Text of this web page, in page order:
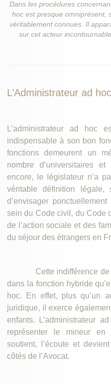
Dans les procédures
hoc est presque omniprésent,
véritablement connues. Il
sur cet acteur
L’Administrateur ad
L’administrateur ad hoc
indispensable à son bon
fonctions demeurent un
nombre d’universitaires
encore, le législateur n’a
véritable définition légale,
d’envisager
sein du Code civil, du Code
de l’action sociale et des
du séjour des étrangers en
Cette indifférence de
dans la fonction hybride
hoc. En effet, plus qu’un
juridique, il exerce
enfants. L’administrateur
représenter le mineur en
soutient, l’écoute et
côtés de l’Avocat.